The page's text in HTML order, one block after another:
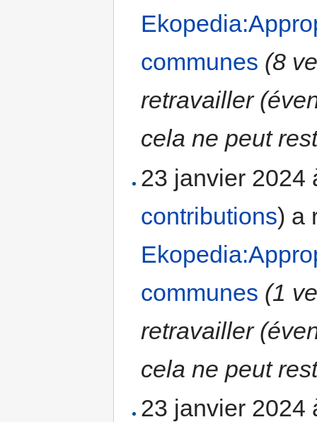
communes (8
retravailler
cela ne peut
23 janvier 2024
contributions) a
communes (1
retravailler
cela ne peut
23 janvier 2024